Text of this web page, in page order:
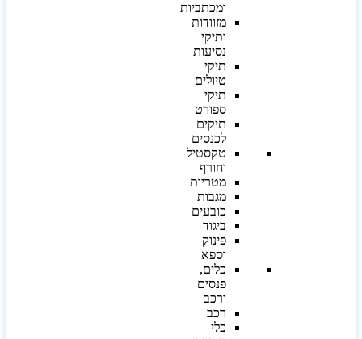
ומכתביות
מזוודות
ותיקי
נסיעות
תיקי
טיולים
תיקי
ספורט
תיקים
לכנסים
טקסטיל
וחורף
מטריות
מגבות
כובעים
ביגוד
פינוק
וספא
כלים,
פנסים
ורכב
רכב
כלי